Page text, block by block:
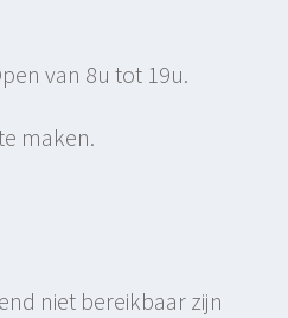
van 8u tot 19u.
maken.
niet bereikbaar zijn